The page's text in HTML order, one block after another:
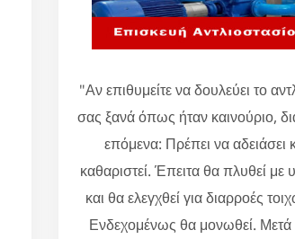
"Αν επιθυμείτε να δουλεύει το
σας ξανά όπως ήταν καινούριο,
επόμενα: Πρέπει να αδειάσει
καθαριστεί. Έπειτα θα πλυθεί με
και θα ελεγχθεί για διαρροές
Ενδεχομένως θα μονωθεί. Μετά